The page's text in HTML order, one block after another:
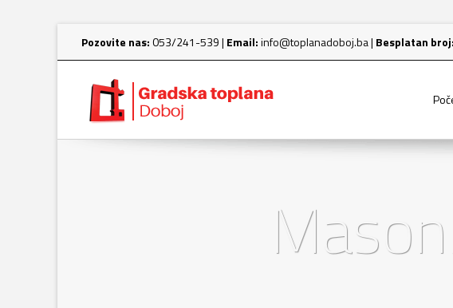
Pozovite nas:053/241-539 | Email:info@toplanadoboj.ba| Besplatan broj: